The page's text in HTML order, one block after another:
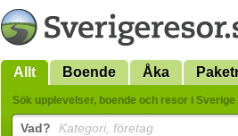
Allt Boende Åka
Sök upplevelser, boende och resor i Sverige
Vad? Kategori, företag